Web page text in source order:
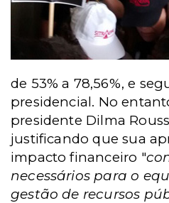
de 53% a 78,56%, e
presidencial. No
presidente Dilma
justificando que sua
impacto financeiro "
necessários para o
gestão de recursos